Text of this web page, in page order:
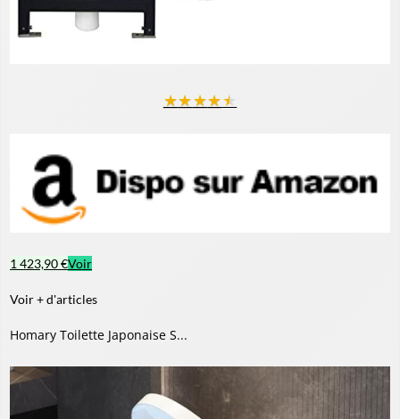
★★★★★
1 423,90 €Voir
Voir + d'articles
Homary Toilette Japonaise S...